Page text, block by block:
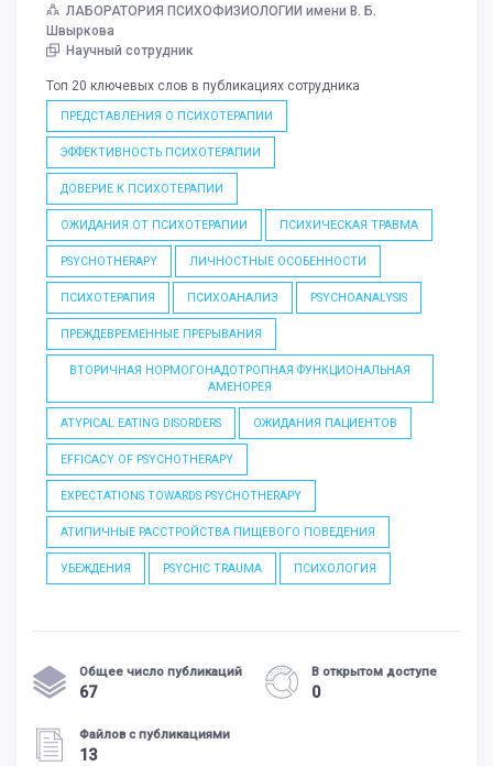
ЛАБОРАТОРИЯ ПСИХОФИЗИОЛОГИИ имени В. Б.
Швыркова
Научный сотрудник
Топ 20 ключевых слов в публикациях сотрудника
ПРЕДСТАВЛЕНИЯ О ПСИХОТЕРАПИИ
ЭФФЕКТИВНОСТЬ ПСИХОТЕРАПИИ
ДОВЕРИЕ К ПСИХОТЕРАПИИ
ОЖИДАНИЯ ОТ ПСИХОТЕРАПИИ ПСИХИЧЕСКАЯ ТРАВМА
PSYCHOTHERAPY ЛИЧНОСТНЫЕ ОСОБЕННОСТИ
ПСИХОТЕРАПИЯ ПСИХОАНАЛИЗ PSYCHOANALYSIS
ПРЕЖДЕВРЕМЕННЫЕ ПРЕРЫВАНИЯ
ВТОРИЧНАЯ НОРМОГОНАДОТРОПНАЯ ФУНКЦИОНАЛЬНАЯ
АМЕНОРЕЯ
ATYPICAL EATING DISORDERS ОЖИДАНИЯ ПАЦИЕНТОВ
EFFICACY OF PSYCHOTHERAPY
EXPECTATIONS TOWARDS PSYCHOTHERAPY
АТИПИЧНЫЕ РАССТРОЙСТВА ПИЩЕВОГО ПОВЕДЕНИЯ
УБЕЖДЕНИЯ PSYCHIC TRAUMA ПСИХОЛОГИЯ
Общее число публикаций
67
В открытом доступе
0
Файлов с публикациями
13